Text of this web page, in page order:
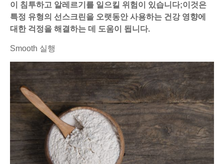
이 침투하고 알레르기를 일으킬 위험이 있습니다;이것은
특정 유형의 선스크린을 오랫동안 사용하는 건강 영향에
대한 걱정을 해결하는 데 도움이 됩니다.
Smooth 실행